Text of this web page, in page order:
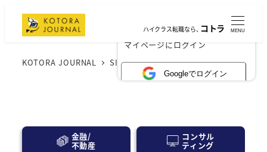
×
マイページにログイン
Googleでログイン
ハイクラス転職なら、コトラ MENU
KOTORA JOURNAL SIer
金融/
不動産
コンサル
ティング